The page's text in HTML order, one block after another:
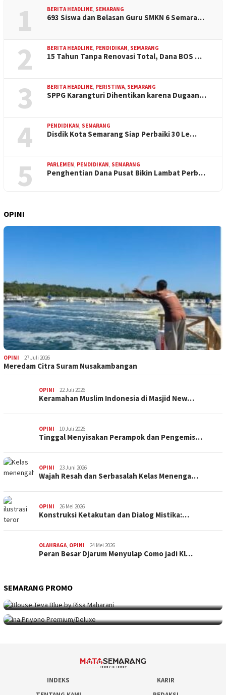
1 BERITA HEADLINE, SEMARANG
693 Siswa dan Belasan Guru SMKN 6 Semara…
2 BERITA HEADLINE, PENDIDIKAN, SEMARANG
15 Tahun Tanpa Renovasi Total, Dana BOS …
3 BERITA HEADLINE, PERISTIWA, SEMARANG
SPPG Karangturi Dihentikan karena Dugaan…
4 PENDIDIKAN, SEMARANG
Disdik Kota Semarang Siap Perbaiki 30 Le…
5 PARLEMEN, PENDIDIKAN, SEMARANG
Penghentian Dana Pusat Bikin Lambat Perb…
OPINI
OPINI 27 Juli 2026
Meredam Citra Suram Nusakambangan
OPINI 22 Juli 2026
Keramahan Muslim Indonesia di Masjid New…
OPINI 10 Juli 2026
Tinggal Menyisakan Perampok dan Pengemis…
OPINI 23 Juni 2026
Wajah Resah dan Serbasalah Kelas Menenga…
OPINI 26 Mei 2026
Konstruksi Ketakutan dan Dialog Mistika:…
OLAHRAGA OPINI 24 Mei 2026
Peran Besar Djarum Menyulap Como jadi Kl…
SEMARANG PROMO
SEMARANG PROMO 9 Mei 2026
SEMARANG PROMO 5 Mei 2026
Intip Koleksi Ina Priyono, Jenama Fesyen…
INDEKS
KARIR